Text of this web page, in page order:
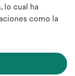
lo cual ha
como la